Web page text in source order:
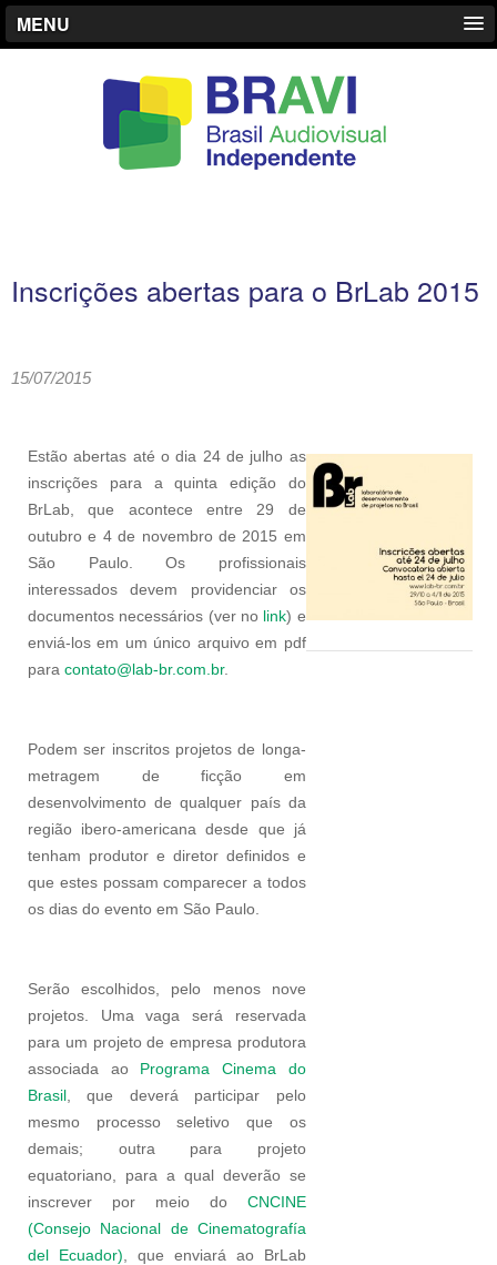
MENU
Inscrições abertas para o BrLab 2015
15/07/2015
Estão abertas até o dia 24 de julho as
inscrições para a quinta edição do
BrLab, que acontece entre 29 de
outubro e 4 de novembro de 2015 em
São Paulo. Os profissionais
interessados devem providenciar os
documentos necessários (ver no link) e
enviá-los em um único arquivo em pdf
para contato@lab-br.com.br.
Podem ser inscritos projetos de longa-
metragem de ficção em
desenvolvimento de qualquer país da
região ibero-americana desde que já
tenham produtor e diretor definidos e
que estes possam comparecer a todos
os dias do evento em São Paulo.
Serão escolhidos, pelo menos nove
projetos. Uma vaga será reservada
para um projeto de empresa produtora
associada ao Programa Cinema do
Brasil , que deverá participar pelo
mesmo processo seletivo que os
demais; outra para projeto
equatoriano, para a qual deverão se
inscrever por meio do CNCINE
(Consejo Nacional de Cinematografía
del Ecuador) , que enviará ao BrLab